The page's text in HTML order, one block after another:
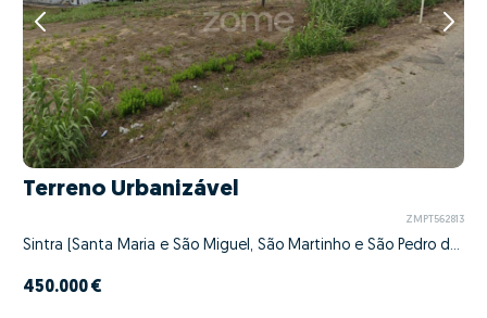
Terreno Urbanizável
ZMPT562813
Sintra (Santa Maria e São Miguel, São Martinho e São Pedro de Penaferrim), Sintra, Lisboa
450.000 €